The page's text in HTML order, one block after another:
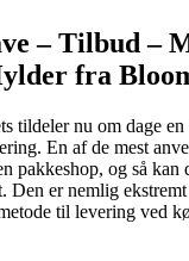
– Tilbud –
fra
tildeler nu om dage
En af de mest
pakkeshop, og så kan
Den er nemlig
til levering ved